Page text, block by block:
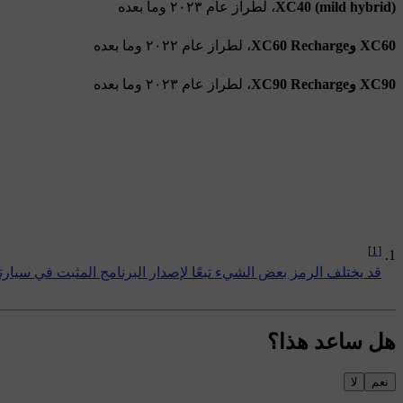
XC40 (mild hybrid)، لطراز عام ٢٠٢٣ وما بعده
XC60 وXC60 Recharge ، لطراز عام ٢٠٢٢ وما بعده
XC90 وXC90 Recharge ، لطراز عام ٢٠٢٣ وما بعده
[1]
قد يختلف الرمز بعض الشيء تبعًا لإصدار البرنامج المثبت في
هل ساعد هذا؟
نعم لا